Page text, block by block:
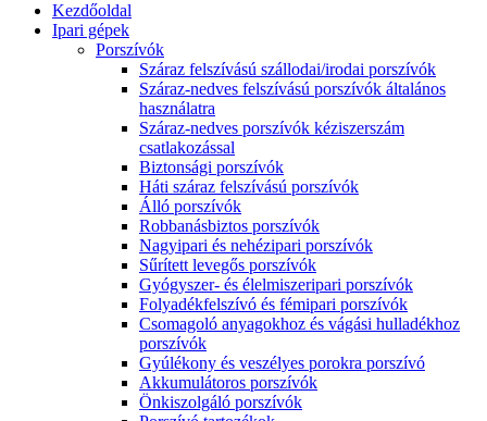
Kezdőoldal
Ipari gépek
Porszívók
Száraz felszívású szállodai/irodai porszívók
Száraz-nedves felszívású porszívók általános
használatra
Száraz-nedves porszívók kéziszerszám
csatlakozással
Biztonsági porszívók
Háti száraz felszívású porszívók
Álló porszívók
Robbanásbiztos porszívók
Nagyipari és nehézipari porszívók
Sűrített levegős porszívók
Gyógyszer- és élelmiszeripari porszívók
Folyadékfelszívó és fémipari porszívók
Csomagoló anyagokhoz és vágási hulladékhoz
porszívók
Gyúlékony és veszélyes porokra porszívó
Akkumulátoros porszívók
Önkiszolgáló porszívók